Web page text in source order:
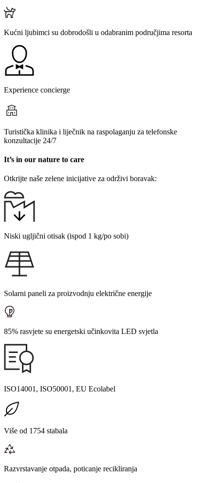
Kućni ljubimci su dobrodošli u odabranim područjima resorta
Experience concierge
Turistička klinika i liječnik na raspolaganju za telefonske
konzultacije 24/7
It’s in our nature to care
Otkrijte naše zelene inicijative za održivi boravak:
Niski ugljični otisak (ispod 1 kg/po sobi)
Solarni paneli za proizvodnju električne energije
85% rasvjete su energetski učinkovita LED svjetla
ISO14001, ISO50001, EU Ecolabel
Više od 1754 stabala
Razvrstavanje otpada, poticanje recikliranja